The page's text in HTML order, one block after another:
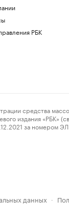
РБК
средства
издания «РБК»
за номером
данных ·